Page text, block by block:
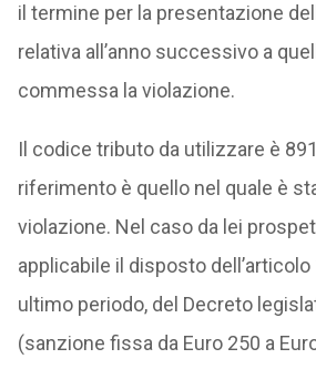
il termine per la presentazione
relativa all’anno successivo a
commessa la violazione.
Il codice tributo da utilizzare è
riferimento è quello nel quale è
violazione. Nel caso da lei
applicabile il disposto dell’articolo
ultimo periodo, del Decreto
(sanzione fissa da Euro 250 a